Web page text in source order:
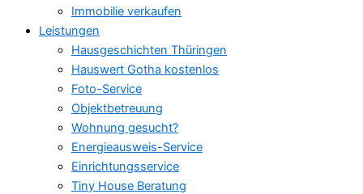
Immobilie verkaufen
Leistungen
Hausgeschichten Thüringen
Hauswert Gotha kostenlos
Foto-Service
Objektbetreuung
Wohnung gesucht?
Energieausweis-Service
Einrichtungsservice
Tiny House Beratung